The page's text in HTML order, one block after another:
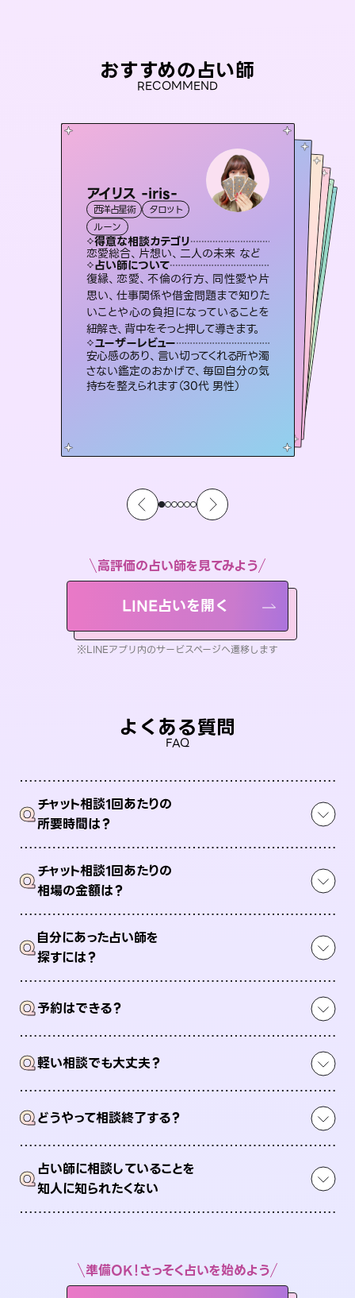
おすすめの占い師
RECOMMEND
アイリス -iris-
西洋占星術
タロット
ルーン
得意な相談カテゴリ
恋愛総合、片想い、二人の未来 など
占い師について
復縁、恋愛、不倫の行方、同性愛や片
思い、仕事関係や借金問題まで知りた
いことや心の負担になっていることを
紐解き、背中をそっと押して導きます。
ユーザーレビュー
安心感のあり、言い切ってくれる所や濁
さない鑑定のおかげで、毎回自分の気
持ちを整えられます（30代 男性）
未来視師＊花
霊視・オーラ 心理学
スピリチュアル・リーディング
得意な相談カテゴリ
出逢い、片想い、復縁 など
占い師について
未来には何パターンもの選択肢があり
ます。不安で視えにくくなっているあな
たの素敵な未来を見つけ、その未来を
選択できるようアドバイスします。
ユーザーレビュー
職場の人の性質や人間関係、本心など
本当によく視えていてびっくり。対策が
打てて前向きになれます（40代）
おう 霊感オラクル
霊視・オーラ
オラクルカード
得意な相談カテゴリ
恋愛総合、あの人の気持ち など
占い師について
霊視×オラクルカードを使って「今」と
「未来」そして「気になるあの人の気持
ち」まで丁寧に読み解き、恋や人生のヒ
ントを優しく引き出します。
ユーザーレビュー
不安な気持ちが嘘みたいに晴れまし
た…！よく視えていらっしゃるんだなと
感じました（40代 女性）
桃源珠羽 とうげんみう
霊視・オーラ
スピリチュアル・リーディング
得意な相談カテゴリ
片想い、あの人の気持ち、復縁 など
占い師について
恋愛のお悩みの中でも特に「曖昧な関係」の相談を得意としており、友達以上恋人未満なお相手との今後や本音を丁寧に読み解き恋愛成就へと導きます。
ユーザーレビュー
鑑定していただいてアドバイス通りに行
動すると仲が復活してきました。ありが
とうございました（40代 女性）
セラピスト理恵
スピリチュアル・リーディング
得意な相談カテゴリ
片想い、二人の未来、年の差 など
占い師について
連絡再開、復縁、成就などの報告実績
多数。セラピストとして2万超の施術経
験があるからこそできる鑑定で、より良
い未来をサポートします。
ユーザーレビュー
とても心温まる鑑定でした。しかもこち
らは何も言っていないのに視えていらっ
しゃるんだなと驚きです（30代女性）
彗望
霊視・オーラ
スピリチュアル・リーディング
得意な相談カテゴリ
片想い、あの人の気持ち、復縁 など
占い師について
3,700年以上の歴史を持つ東洋最古の
占術「易占」で詳細まで占い、幸せへ向
かう道筋を示します。厳しい結果にも具
体的な対策をお伝えします。
ユーザーレビュー
複雑な背景もしっかり聞いて鑑定して
いただけました。気持ちが楽になりまし
た（50代 女性）
高評価の占い師を見てみよう
LINE占いを開く
※LINEアプリ内のサービスページへ遷移します
よくある質問
FAQ
Qチャット相談1回あたりの
所要時間は？
Qチャット相談1回あたりの
相場の金額は？
Q自分にあった占い師を
探すには？
Q予約はできる？
Q軽い相談でも大丈夫？
Qどうやって相談終了する？
Q占い師に相談していることを
知人に知られたくない
準備OK！さっそく占いを始めよう